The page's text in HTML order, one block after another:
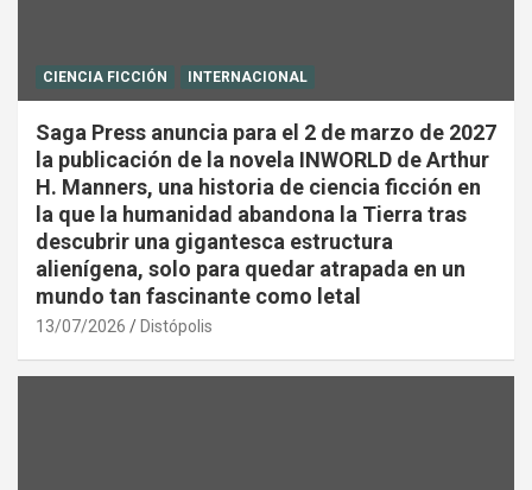
CIENCIA FICCIÓN INTERNACIONAL
Saga Press anuncia para el 2 de marzo de 2027
la publicación de la novela INWORLD de Arthur
H. Manners, una historia de ciencia ficción en
la que la humanidad abandona la Tierra tras
descubrir una gigantesca estructura
alienígena, solo para quedar atrapada en un
mundo tan fascinante como letal
13/07/2026 Distópolis